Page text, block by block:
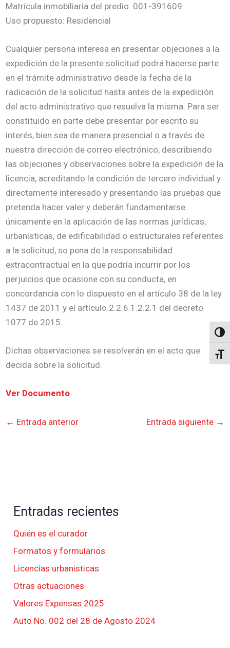
Matrícula inmobiliaria del predio: 001-391609
Uso propuesto: Residencial
Cualquier persona interesa en presentar objeciones a la
expedición de la presente solicitud podrá hacerse parte
en el trámite administrativo desde la fecha de la
radicación de la solicitud hasta antes de la expedición
del acto administrativo que resuelva la misma. Para ser
constituido en parte debe presentar por escrito su
interés, bien sea de manera presencial o a través de
nuestra dirección de correo electrónico, describiendo
las objeciones y observaciones sobre la expedición de la
licencia, acreditando la condición de tercero individual y
directamente interesado y presentando las pruebas que
pretenda hacer valer y deberán fundamentarse
únicamente en la aplicación de las normas jurídicas,
urbanísticas, de edificabilidad o estructurales referentes
a la solicitud, so pena de la responsabilidad
extracontractual en la que podría incurrir por los
perjuicios que ocasione con su conducta, en
concordancia con lo dispuesto en el artículo 38 de la ley
1437 de 2011 y el artículo 2.2.6.1.2.2.1 del decreto
1077 de 2015.
Dichas observaciones se resolverán en el acto que
decida sobre la solicitud.
Ver Documento
← Entrada anterior Entrada siguiente →
Entradas recientes
Quién es el curador
Formatos y formularios
Licencias urbanisticas
Otras actuaciones
Valores Expensas 2025
Auto No. 002 del 28 de Agosto 2024